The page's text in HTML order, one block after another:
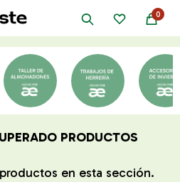
0
PRODUCTOS
en esta sección.